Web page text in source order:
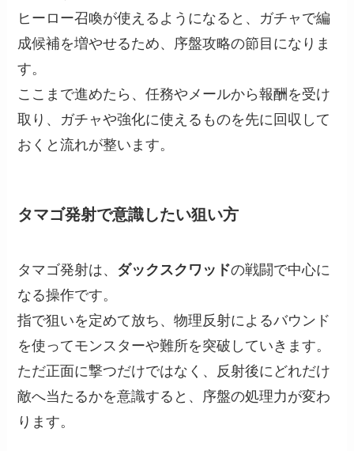
ヒーロー召喚が使えるようになると、ガチャで編
成候補を増やせるため、序盤攻略の節目になりま
す。
ここまで進めたら、任務やメールから報酬を受け
取り、ガチャや強化に使えるものを先に回収して
おくと流れが整います。
タマゴ発射で意識したい狙い方
タマゴ発射は、 ダックスクワッドの戦闘で中心に
なる操作です。
指で狙いを定めて放ち、物理反射によるバウンド
を使ってモンスターや難所を突破していきます。
ただ正面に撃つだけではなく、反射後にどれだけ
敵へ当たるかを意識すると、序盤の処理力が変わ
ります。